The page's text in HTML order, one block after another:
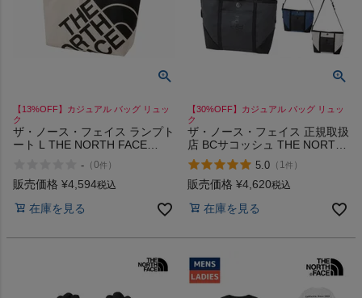
【13%OFF】カジュアル バッグ リュッ
ク
ザ・ノース・フェイス ランプト
ート L THE NORTH FACE
- （0件 ）
販売価格 ¥4,594税込
在庫を見る
【30%OFF】カジュアル バッグ リュッ
ク
ザ・ノース・フェイス 正規取扱
店 BCサコッシュ THE NORTH
FACE BC SACOCHE 4L アウト
レット セール5.0 （ 1件 ）
販売価格 ¥4,620税込
在庫を見る